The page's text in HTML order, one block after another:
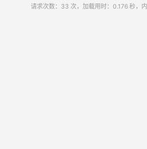
请求次数：33 次，加载用时：0.176 秒，